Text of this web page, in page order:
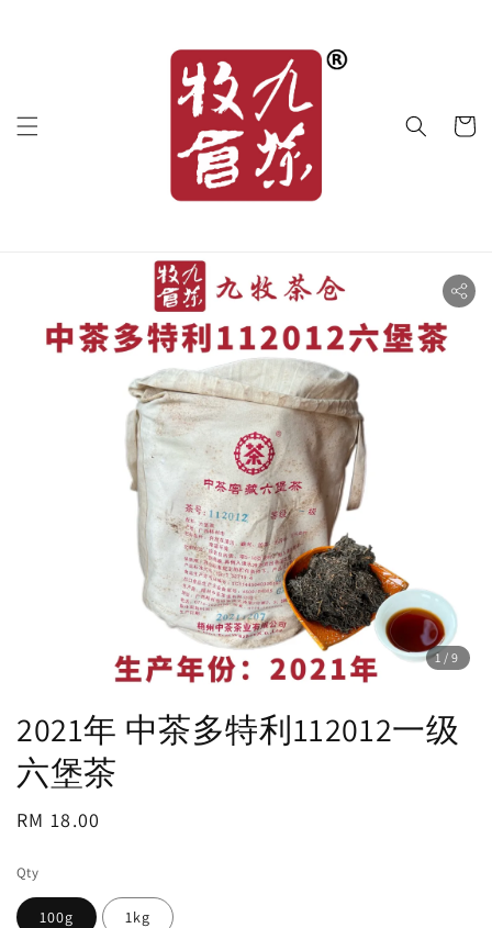
1 /9
2021年 中茶多特利112012一级
六堡茶
Regular
RM 18.00
Qty
100g 1kg